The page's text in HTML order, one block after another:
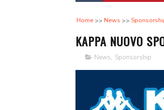
Home News
KAPPA NUOVO
News, Sponsorship